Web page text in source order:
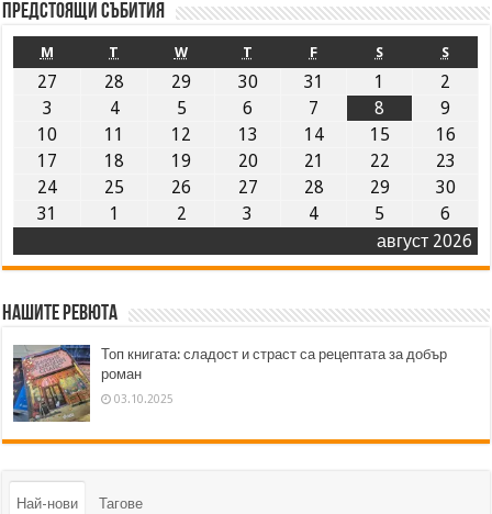
Предстоящи събития
август 2026
M T W T F S S
27 28 29 30 31 1
2
3
4 5 6 7 8
9
10
11 12 13 14 15
16
17
18 19 20 21 22
23
24
25 26 27 28 29
30
31
1 2 3 4 5 6
Нашите ревюта
Топ книгата: сладост и страст са рецептата за добър
роман
03.10.2025
Най-нови Тагове